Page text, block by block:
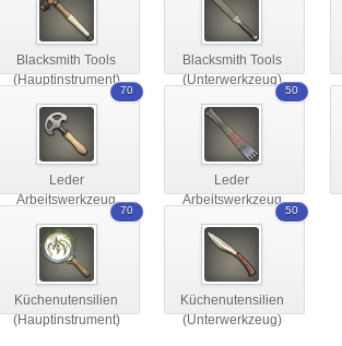
Blacksmith Tools
(Hauptinstrument)
Blacksmith Tools
(Unterwerkzeug)
Leder
Arbeitswerkzeug
(Hauptinstrument)
70
Leder
Arbeitswerkzeug
(Unterwerkzeug)
50
Küchenutensilien
(Hauptinstrument)
70
Küchenutensilien
(Unterwerkzeug)
50